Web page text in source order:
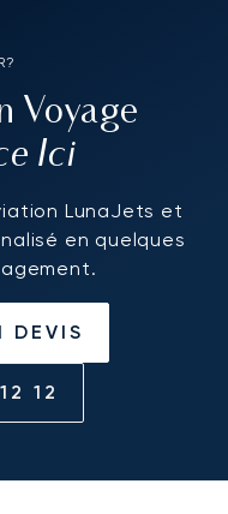
Voyage
Ici
LunaJets et
en quelques
DEVIS
12